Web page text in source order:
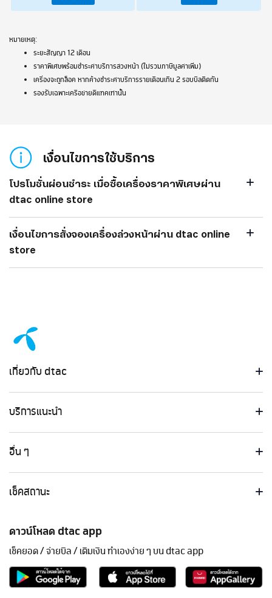
หมายเหตุ:
ระยะสัญญา 12 เดือน
ราคาพิเศษพร้อมชำระค่าบริการล่วงหน้า (ไม่รวมภาษีมูลค่าเพิ่ม)
เครื่องจะถูกล็อค หากค้างชำระค่าบริการรายเดือนเกิน 2 รอบบิลติดกัน
รองรับเฉพาะเครือข่ายดีแทคเท่านั้น
เงื่อนไขการใช้บริการ
โปรโมชั่นผ่อนชำระ เมื่อซื้อเครื่องราคาพิเศษผ่าน
dtac online store
เงื่อนไขการสั่งจองเครื่องล่วงหน้าผ่าน dtac online
store
เกี่ยวกับ dtac
บริการแนะนำ
อื่น ๆ
เช็คสถานะ
ดาวน์โหลด dtac app
เช็คยอด / จ่ายบิล / เติมเงิน ทำเองง่าย ๆ บน dtac app